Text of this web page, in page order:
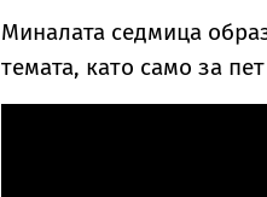
Миналата седмица
темата, като само за